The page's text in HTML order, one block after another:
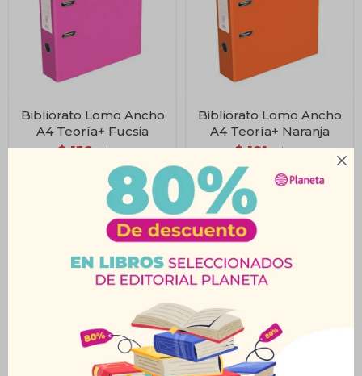

Bibliorato Lomo Ancho
A4 Teoría+ Fucsia
$ 156 $ 173
Bibliorato Lomo Ancho
A4 Teoría+ Naranja
$ 181 $ 201